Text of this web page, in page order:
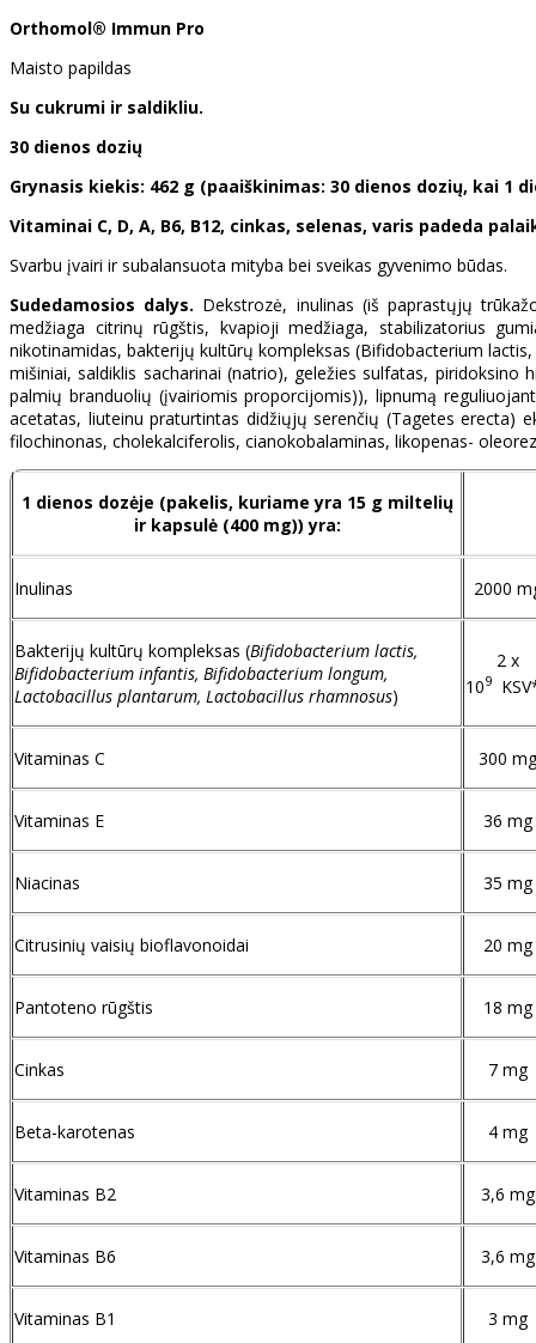
Orthomol® Immun Pro
Maisto papildas
Su cukrumi ir saldikliu.
30 dienos dozių
Grynasis kiekis: 462 g (paaiškinimas: 30 dienos dozių, kai 1
Vitaminai C, D, A, B6, B12, cinkas, selenas, varis padeda
Svarbu įvairi ir subalansuota mityba bei sveikas gyvenimo būdas.
Sudedamosios dalys. Dekstrozė, inulinas (iš paprastųjų
medžiaga citrinų rūgštis, kvapioji medžiaga, stabilizatorius
nikotinamidas, bakterijų kultūrų kompleksas (Bifidobacterium
mišiniai, saldiklis sacharinai (natrio), geležies sulfatas,
palmių branduolių (įvairiomis proporcijomis)), lipnumą
acetatas, liuteinu praturtintas didžiųjų serenčių (Tagetes erecta)
filochinonas, cholekalciferolis, cianokobalaminas, likopenas-
1 dienos dozėje (pakelis, kuriame yra 15 g miltelių
ir kapsulė (400 mg)) yra:
Inulinas 2000
Bakterijų kultūrų kompleksas (Bifidobacterium lactis,
Bifidobacterium infantis, Bifidobacterium longum,
Lactobacillus plantarum, Lactobacillus rhamnosus)
2 x
109
Vitaminas C 300 mg
Vitaminas E 36 mg
Niacinas 35 mg
Citrusinių vaisių bioflavonoidai 20 mg
Pantoteno rūgštis 18 mg
Cinkas 7 mg
Beta-karotenas 4 mg
Vitaminas B2 3,6 mg
Vitaminas B6 3,6 mg
Vitaminas B1 3 mg